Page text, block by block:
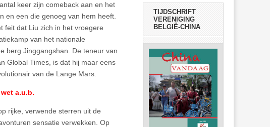
keer zijn comeback aan en het
en een die genoeg van hem heeft.
feit dat Liu zich in het vroegere
van het nationale
berg Jinggangshan. De teneur van
Global Times, is dat hij maar eens
van de Lange Mars.
a.u.b.
rijke, verwende sterren uit de
sensatie verwekken. Op
economische
agressie. In
werkelijkheid
verhult die
spectaculaire
rekensom vooral
de industriële
achterstand die
… >> lees meer
TIJDSCHRIFT
VERENIGING
BELGIË-CHINA